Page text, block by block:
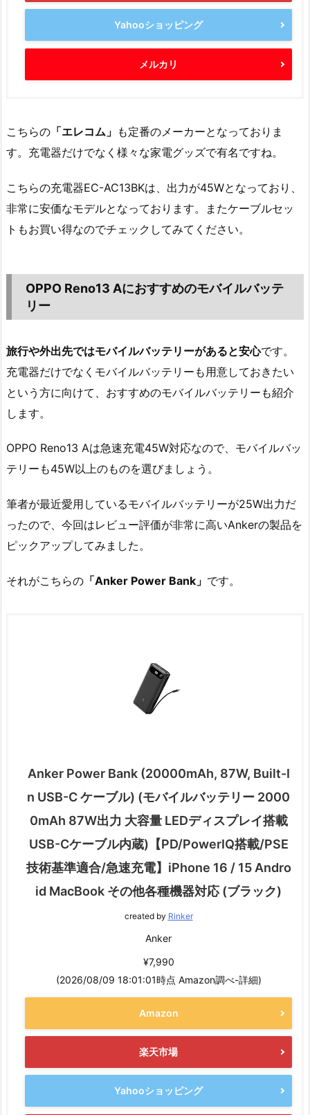
Yahooショッピング
メルカリ
こちらの 「エレコム」 も定番のメーカーとなっておりま
す。充電器だけでなく様々な家電グッズで有名ですね。
こちらの充電器EC-AC13BKは、出力が45Wとなっており、
非常に安価なモデルとなっております。またケーブルセッ
トもお買い得なのでチェックしてみてください。
OPPO Reno13 Aにおすすめのモバイルバッテ
リー
旅行や外出先ではモバイルバッテリーがあると安心です。
充電器だけでなくモバイルバッテリーも用意しておきたい
という方に向けて、おすすめのモバイルバッテリーも紹介
します。
OPPO Reno13 Aは急速充電45W対応なので、モバイルバッ
テリーも45W以上のものを選びましょう。
筆者が最近愛用しているモバイルバッテリーが25W出力だ
ったので、今回はレビュー評価が非常に高いAnkerの製品を
ピックアップしてみました。
それがこちらの 「Anker Power Bank」 です。
Anker Power Bank (20000mAh, 87W, Built-I
n USB-C ケーブル) (モバイルバッテリー 2000
0mAh 87W出力 大容量 LEDディスプレイ搭載
USB-Cケーブル内蔵)【PD/PowerIQ搭載/PSE
技術基準適合/急速充電】iPhone 16 / 15 Andro
id MacBook その他各種機器対応 (ブラック)
created by Rinker
Anker
¥7,990
(2026/08/09 18:01:01時点 Amazon調べ-詳細)
Amazon
楽天市場
Yahooショッピング